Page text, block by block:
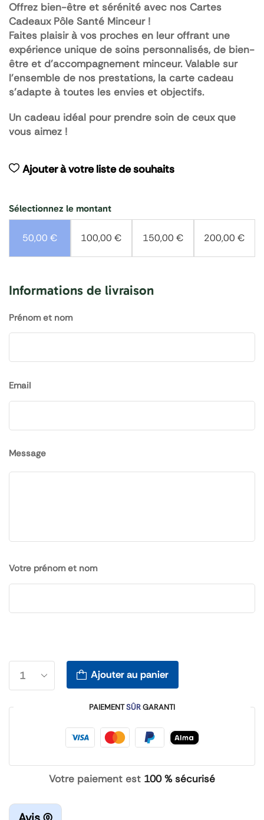
Offrez bien-être et sérénité avec nos Cartes
Cadeaux Pôle Santé Minceur !
Faites plaisir à vos proches en leur offrant une
expérience unique de soins personnalisés, de bien-
être et d’accompagnement minceur. Valable sur
l’ensemble de nos prestations, la carte cadeau
s’adapte à toutes les envies et objectifs.
Un cadeau idéal pour prendre soin de ceux que
vous aimez !
Ajouter à votre liste de souhaits
Sélectionnez le montant
50,00 € 100,00€ 150,00 € 200,00€
Informations de livraison
Prénom et nom
Email
Message
Votre prénom et nom
Ajouter au panier
PAIEMENTSÛRGARANTI
Votre paiement est 100 % sécurisé